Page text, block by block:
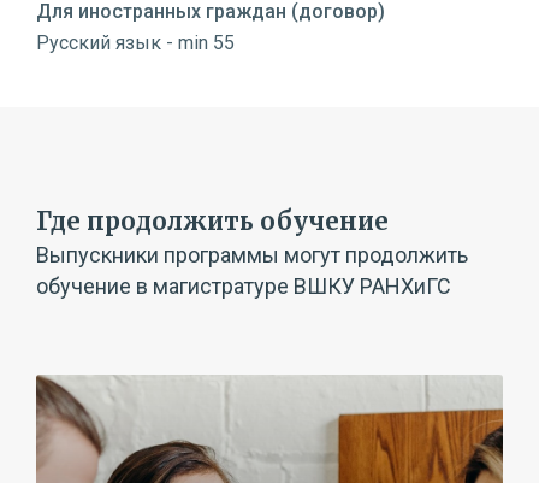
Для иностранных граждан (договор)
Русский язык - min 55
Где продолжить обучение
Выпускники программы могут продолжить
обучение в магистратуре ВШКУ РАНХиГС